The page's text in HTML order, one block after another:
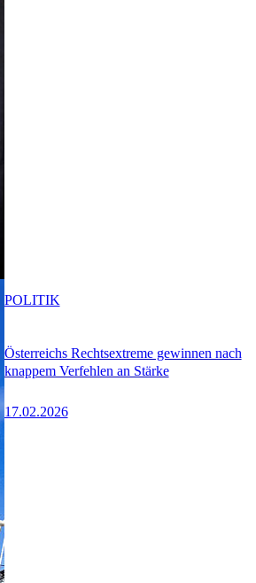
Österreichs Rechtsextreme gewinnen nach
knappem Verfehlen an Stärke
17.02.2026
POLITIK